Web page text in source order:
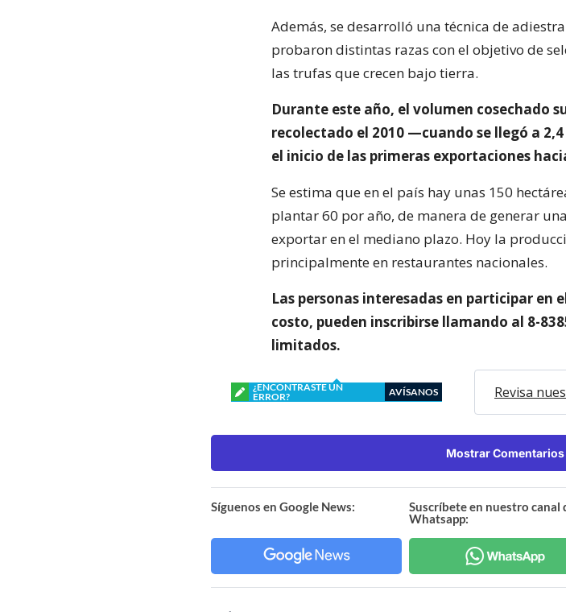
Además, se desarrolló una técnica de
probaron distintas razas con el objetivo de
las trufas que crecen bajo tierra.
Durante este año, el volumen cosechado
recolectado el 2010 —cuando se llegó a
el inicio de las primeras exportaciones
Se estima que en el país hay unas 150
plantar 60 por año, de manera de generar
exportar en el mediano plazo. Hoy la
principalmente en restaurantes nacionales.
Las personas interesadas en participar en
costo, pueden inscribirse llamando al 8-
limitados.
¿ENCONTRASTE UN
ERROR?
AVÍSANOS Revisa
Mostrar Comentarios
Síguenos en Google News:
Suscríbete en nuestro canal
Whatsapp: